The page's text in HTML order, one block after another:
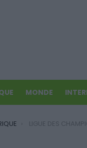
MONDE
LIGUE DES CHAMPIONS: Al Ahly